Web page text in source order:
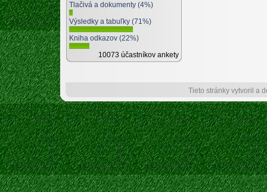
Tlačivá a dokumenty (4%)
Výsledky a tabuľky (71%)
Kniha odkazov (22%)
10073 účastníkov ankety
Tieto stránky vytvoril a